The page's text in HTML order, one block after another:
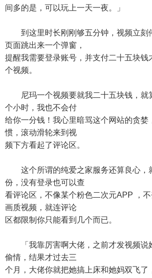
间多的是，可以玩上一天一夜。」
到这里时长刚刚够五分钟，视频立刻
页面跳出来一个弹窗，
提醒我需要登录账号，并支付二十五块钱
个视频。
尼玛一个视频要就我二十五块钱，就
个小时，我也不会付
给你一分钱！我心里暗骂这个网站的贪婪
惯，滚动滑轮来到视
频下方看起了评论区。
这个所谓的纯爱之家服务还算良心，
份，没有登录也可以查
看评论区，不像某个粉色二次元APP ，
画质视频，就连评论
区都限制你只能看到几个而已。
「我靠厉害啊大佬，之前才发视频说
偷情，结果才过去三
个月，大佬你就把她搞上床和她妈双飞了